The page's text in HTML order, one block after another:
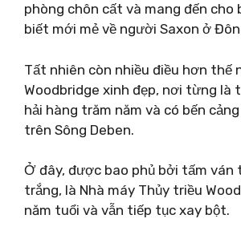
phòng chôn cất và mang đến cho
biết mới mẻ về người Saxon ở
Tất nhiên còn nhiều điều hơn thế
Woodbridge xinh đẹp, nơi từng là
hải hàng trăm năm và có bến
trên Sông Deben.
Ở đây, được bao phủ bởi tấm
trắng, là Nhà máy Thủy triều
năm tuổi và vẫn tiếp tục xay bột.